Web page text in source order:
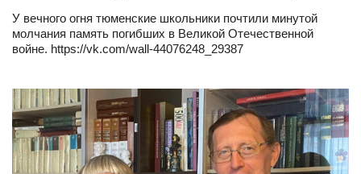
У вечного огня тюменские школьники почтили минутой
молчания память погибших в Великой Отечественной
войне. https://vk.com/wall-44076248_29387